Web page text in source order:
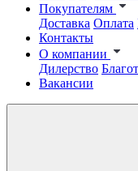
Покупателям
Доставка Оплата
Контакты
О компании
Дилерство
Вакансии